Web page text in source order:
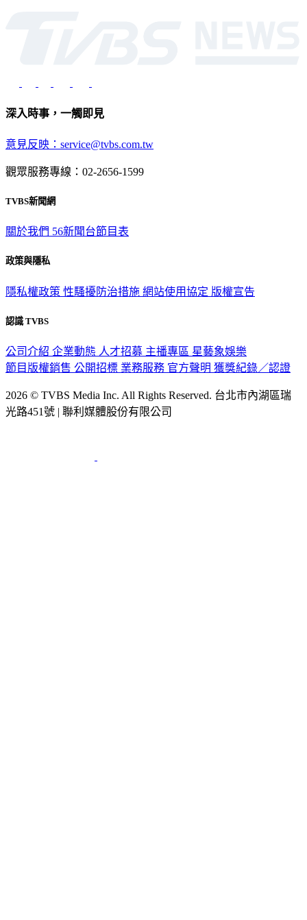
深入時事，一觸即見
意見反映：service@tvbs.com.tw
觀眾服務專線：02-2656-1599
TVBS新聞網
關於我們 56新聞台節目表
政策與隱私
隱私權政策 性騷擾防治措施 網站使用協定 版權宣告
認識 TVBS
公司介紹 企業動態 人才招募 主播專區 星藝象娛樂
節目版權銷售 公開招標 業務服務 官方聲明 獲獎紀錄／認證
2026 © TVBS Media Inc. All Rights Reserved. 台北市內湖區瑞
光路451號 | 聯利媒體股份有限公司